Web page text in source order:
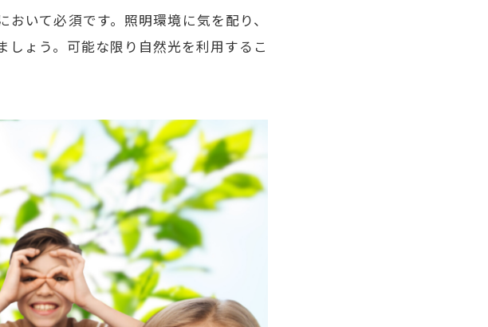
いて必須です。照明環境に気を配り、
ょう。可能な限り自然光を利用するこ